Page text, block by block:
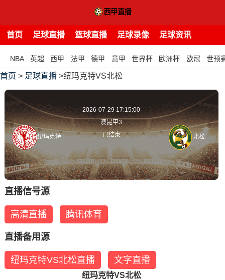
首页 足球直播 篮球直播 足球录像 足球资讯
NBA 英超 西甲 法甲 德甲 意甲 世界杯 欧洲杯 欧冠 世预
首页 > 足球直播 >纽玛克特VS北松
纽玛克特
2026-07-29 17:15:00
澳昆甲3
已结束
北松
直播信号源
高清直播 腾讯体育
直播备用源
纽玛克特VS北松直播 文字直播
纽玛克特VS北松